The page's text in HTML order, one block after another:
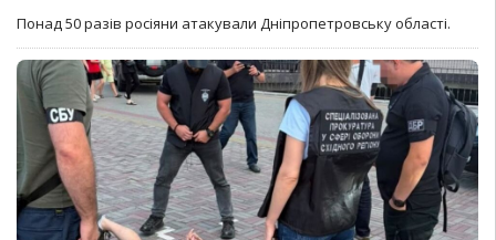
Понад 50 разів росіяни атакували Дніпропетровську області.